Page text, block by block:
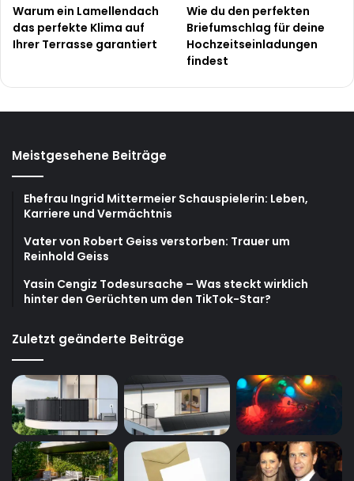
Warum ein Lamellendach
das perfekte Klima auf
Ihrer Terrasse garantiert
Wie du den perfekten
Briefumschlag für deine
Hochzeitseinladungen
findest
Meistgesehene Beiträge
Ehefrau Ingrid Mittermeier Schauspielerin: Leben,
Karriere und Vermächtnis
Vater von Robert Geiss verstorben: Trauer um
Reinhold Geiss
Yasin Cengiz Todesursache – Was steckt wirklich
hinter den Gerüchten um den TikTok-Star?
Zuletzt geänderte Beiträge